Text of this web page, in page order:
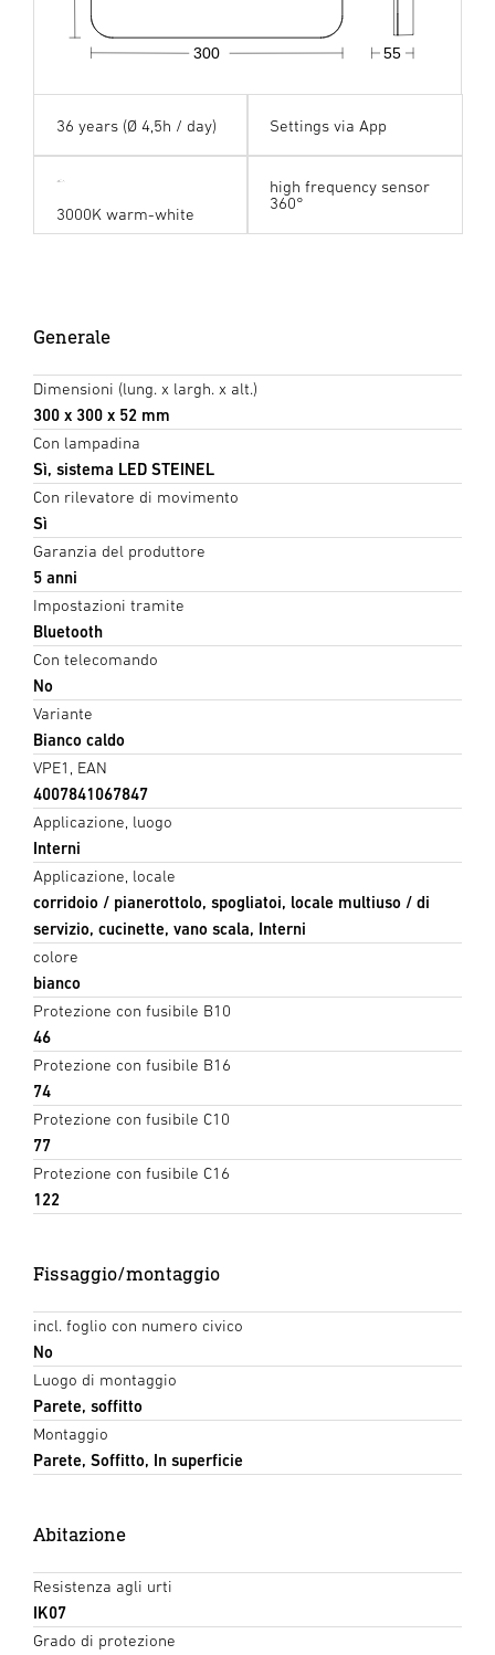
55
300
36 years (Ø 4,5h / day) Settings via App
3000K warm-white
high frequency sensor
360°
Generale
Dimensioni (lung. x largh. x alt.)
300 x 300 x 52 mm
Con lampadina
Sì, sistema LED STEINEL
Con rilevatore di movimento
Sì
Garanzia del produttore
5 anni
Impostazioni tramite
Bluetooth
Con telecomando
No
Variante
Bianco caldo
VPE1, EAN
4007841067847
Applicazione, luogo
Interni
Applicazione, locale
corridoio / pianerottolo, spogliatoi, locale multiuso / di
servizio, cucinette, vano scala, Interni
colore
bianco
Protezione con fusibile B10
46
Protezione con fusibile B16
74
Protezione con fusibile C10
77
Protezione con fusibile C16
122
Fissaggio/montaggio
incl. foglio con numero civico
No
Luogo di montaggio
Parete, soffitto
Montaggio
Parete, Soffitto, In superficie
Abitazione
Resistenza agli urti
IK07
Grado di protezione